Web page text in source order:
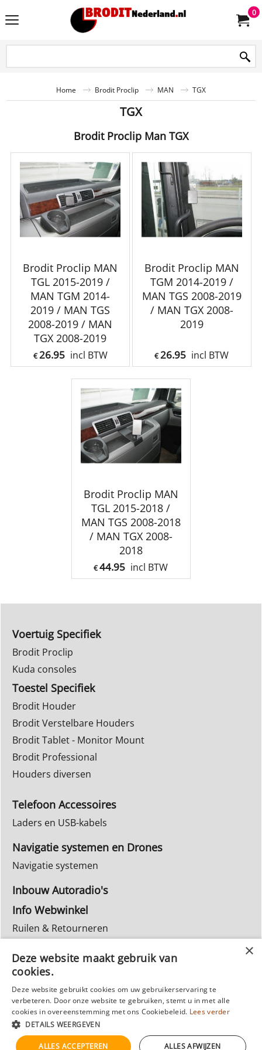
0
Home Brodit Proclip MAN TGX
TGX
Brodit Proclip Man TGX
Brodit Proclip MAN
TGL 2015-2019 /
MAN TGM 2014-
2019 / MAN TGS
2008-2019 / MAN
TGX 2008-2019
€ 26.95 incl BTW
Brodit Proclip MAN
TGM 2014-2019 /
MAN TGS 2008-2019
/ MAN TGX 2008-
2019
€ 26.95 incl BTW
Brodit Proclip MAN
TGL 2015-2018 /
MAN TGS 2008-2018
/ MAN TGX 2008-
2018
€ 44.95 incl BTW
Voertuig Specifiek
Brodit Proclip
Kuda consoles
Toestel Specifiek
Brodit Houder
Brodit Verstelbare Houders
Brodit Tablet - Monitor Mount
Brodit Professional
Houders diversen
Telefoon Accessoires
Laders en USB-kabels
Navigatie systemen en Drones
Navigatie systemen
Inbouw Autoradio's
Info Webwinkel
Ruilen & Retourneren
Reparatie
Deze website maakt gebruik van
cookies.
Deze website gebruikt cookies om uw gebruikerservaring te
verbeteren. Door onze website te gebruiken, stemt u in met alle
cookies in overeenstemming met ons Cookiebeleid. Lees verder
DETAILS WEERGEVEN
ALLES ACCEPTEREN ALLES AFWIJZEN